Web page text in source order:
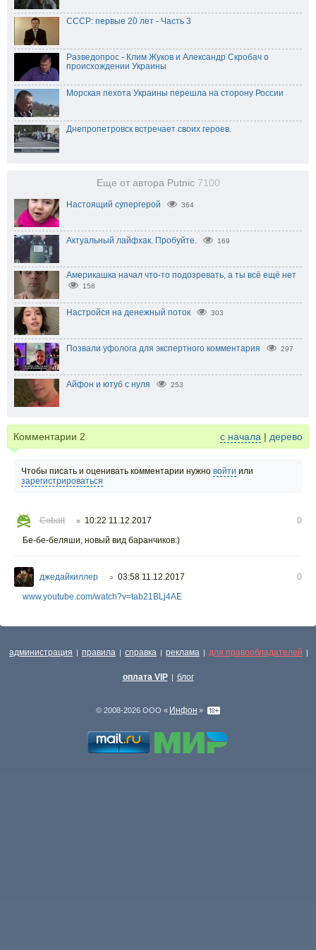
СССР: первые 20 лет - Часть 3
Разведопрос - Клим Жуков и Александр Скробач о
происхождении Украины
Морская пехота Украины перешла на сторону России
Днепропетровск встречает своих героев.
Еще от автора Putnic 7100
Настоящий супергерой 364
Актуальный лайфхак. Пробуйте. 169
Америкашка начал что-то подозревать, а ты всё ещё нет
158
Настройся на денежный поток 303
Позвали уфолога для экспертного комментария 297
Айфон и ютуб с нуля 253
Комментарии 2 с начала | дерево
Чтобы писать и оценивать комментарии нужно войти или
зарегистрироваться
Cobalt ○ 10:22 11.12.2017
0
Бе-бе-беляши, новый вид баранчиков:)
джедайкиллер ○ 03:58 11.12.2017
0
www.youtube.com/watch?v=tab21BLj4AE
администрация | правила | справка | реклама | для правообладателей |
оплата VIP | блог
© 2008-2026 ООО « Инфон »